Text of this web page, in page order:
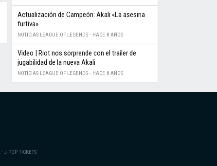
Actualización de Campeón: Akali «La asesina
furtiva»
NOTICIAS LEAGUE OF LEGENDS - HACE 8 AÑOS
Video | Riot nos sorprende con el trailer de
jugabilidad de la nueva Akali
NOTICIAS LEAGUE OF LEGENDS - HACE 8 AÑOS
· J-POP TICKETS